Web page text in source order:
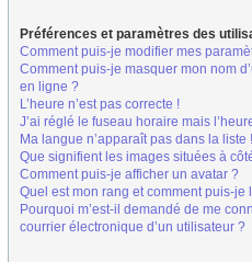
Préférences et paramètres des
Comment puis-je modifier mes
Comment puis-je masquer mon nom
en ligne ?
L’heure n’est pas correcte !
J’ai réglé le fuseau horaire mais
Ma langue n’apparaît pas dans la liste !
Que signifient les images situées à
Comment puis-je afficher un avatar ?
Quel est mon rang et comment puis-je
Pourquoi m’est-il demandé de me
courrier électronique d’un utilisateur ?